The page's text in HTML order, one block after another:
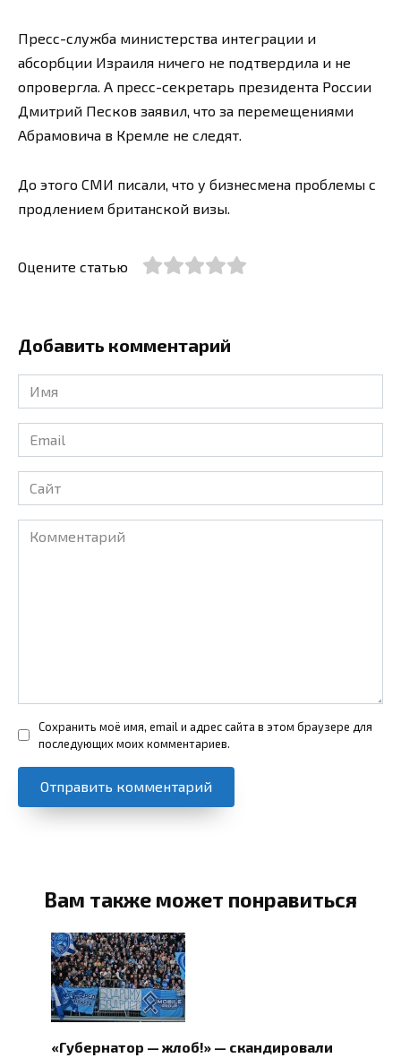
Пресс-служба министерства интеграции и
абсорбции Израиля ничего не подтвердила и не
опровергла. А пресс-секретарь президента России
Дмитрий Песков заявил, что за перемещениями
Абрамовича в Кремле не следят.
До этого СМИ писали, что у бизнесмена проблемы с
продлением британской визы.
Оцените статью
Добавить комментарий
Имя
*
Email
*
Сайт
Комментарий
Сохранить моё имя, email и адрес сайта в этом браузере для
последующих моих комментариев.
Вам также может понравиться
«Губернатор — жлоб!» — скандировали